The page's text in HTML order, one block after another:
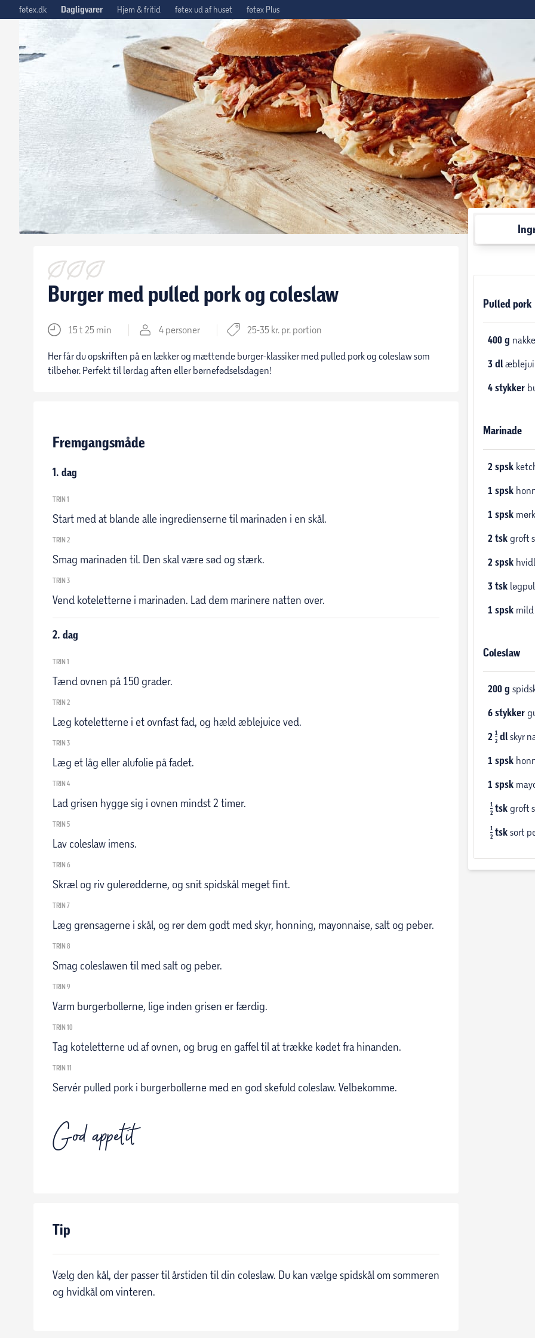
føtex.dk Dagligvarer Hjem & fritid føtex ud af huset føtex Plus
Burger med pulled pork og coleslaw
15 t 25 min 4 personer 25-35 kr. pr. portion
Her får du opskriften på en lækker og mættende burger-klassiker med pulled pork og coleslaw som
tilbehør. Perfekt til lørdag aften eller børnefødselsdagen!
Fremgangsmåde
1. dag
TRIN 1
Start med at blande alle ingredienserne til marinaden i en skål.
TRIN 2
Smag marinaden til. Den skal være sød og stærk.
TRIN 3
Vend koteletterne i marinaden. Lad dem marinere natten over.
2. dag
TRIN 1
Tænd ovnen på 150 grader.
TRIN 2
Læg koteletterne i et ovnfast fad, og hæld æblejuice ved.
TRIN 3
Læg et låg eller alufolie på fadet.
TRIN 4
Lad grisen hygge sig i ovnen mindst 2 timer.
TRIN 5
Lav coleslaw imens.
TRIN 6
Skræl og riv gulerødderne, og snit spidskål meget fint.
TRIN 7
Læg grønsagerne i skål, og rør dem godt med skyr, honning, mayonnaise, salt og peber.
TRIN 8
Smag coleslawen til med salt og peber.
TRIN 9
Varm burgerbollerne, lige inden grisen er færdig.
TRIN 10
Tag koteletterne ud af ovnen, og brug en gaffel til at trække kødet fra hinanden.
TRIN 11
Servér pulled pork i burgerbollerne med en god skefuld coleslaw. Velbekomme.
God appetit
Tip
Vælg den kål, der passer til årstiden til din coleslaw. Du kan vælge spidskål om sommeren
og hvidkål om vinteren.
Pulled pork
400 g
3 dl
4 stykker
Marinade
2 spsk
1 spsk
1 spsk
2 tsk groft
2 spsk
3 tsk
1 spsk
Coleslaw
200 g
6 stykker
2 1
2 dl skyr
1 spsk
1 spsk
1
2 tsk groft
1
2 tsk sort